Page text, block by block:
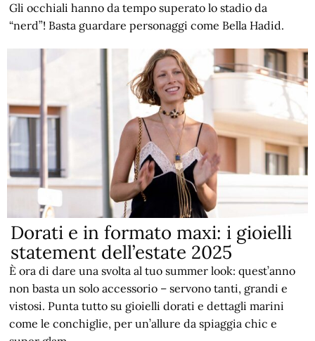
Gli occhiali hanno da tempo superato lo stadio da
“nerd”! Basta guardare personaggi come Bella Hadid.
Dorati e in formato maxi: i gioielli
statement dell’estate 2025
È ora di dare una svolta al tuo summer look: quest’anno
non basta un solo accessorio – servono tanti, grandi e
vistosi. Punta tutto su gioielli dorati e dettagli marini
come le conchiglie, per un’allure da spiaggia chic e